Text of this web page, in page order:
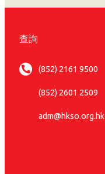
查詢
(852) 2161 9500
(852) 2601 2509
adm@hkso.org.hk